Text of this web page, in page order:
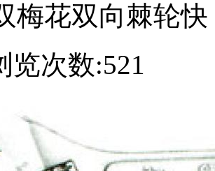
梅花双向棘轮快
览次数:521